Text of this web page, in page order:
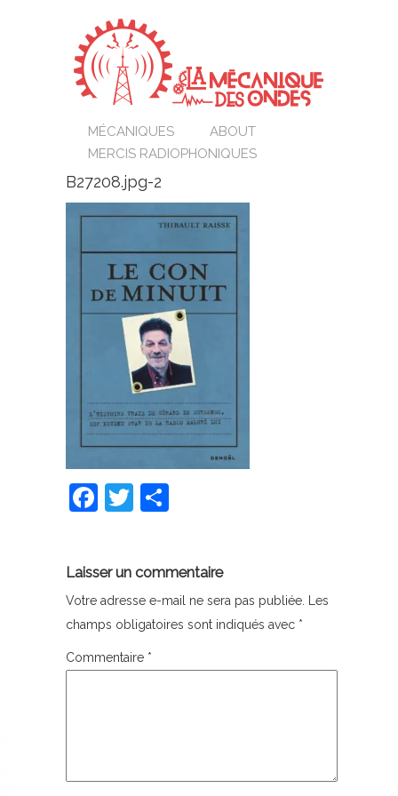
MÉCANIQUES
ABOUT
MERCIS RADIOPHONIQUES
B27208.jpg-2
Facebook
Twitter
Laisser un commentaire
Votre adresse e-mail ne sera pas publiée.
Les
champs obligatoires sont indiqués avec *
Commentaire *